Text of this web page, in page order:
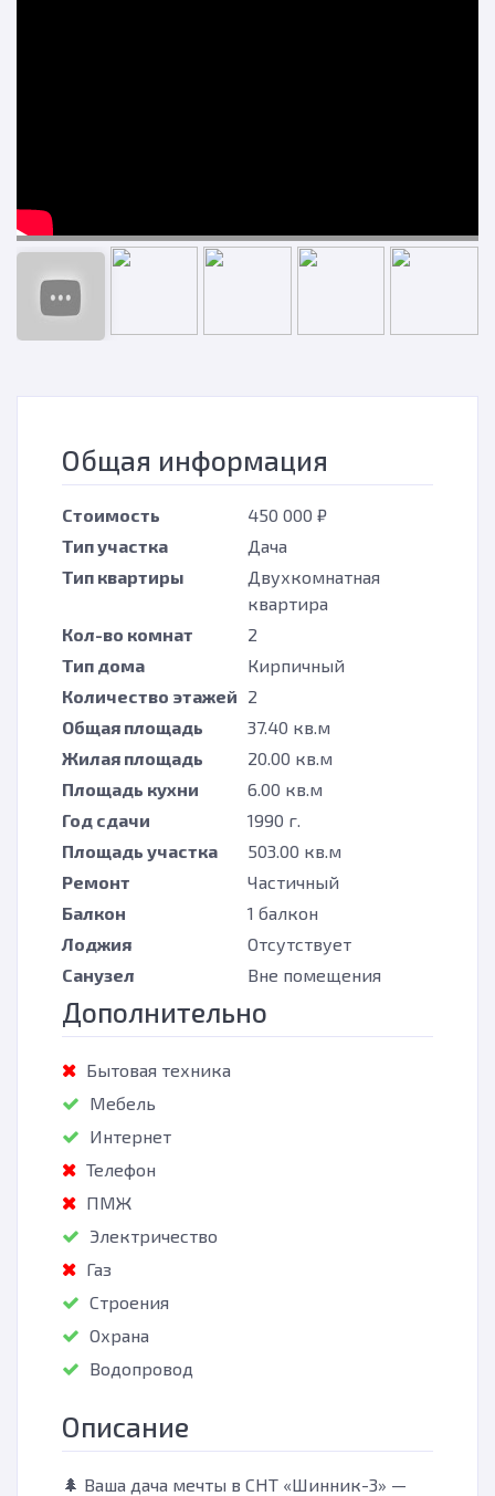
Общая информация
Стоимость
450 000 ₽
Тип участка
Дача
Тип квартиры
Двухкомнатная
квартира
Кол-во комнат
2
Тип дома
Кирпичный
Количество этажей 2
Общая площадь
37.40 кв.м
Жилая площадь
20.00 кв.м
Площадь кухни
6.00 кв.м
Год сдачи
1990 г.
Площадь участка
503.00 кв.м
Ремонт
Частичный
Балкон
1 балкон
Лоджия
Отсутствует
Санузел
Вне помещения
Дополнительно
Бытовая техника
Мебель
Интернет
Телефон
ПМЖ
Электричество
Газ
Строения
Охрана
Водопровод
Описание
🌲 Ваша дача мечты в СНТ «Шинник-3» —